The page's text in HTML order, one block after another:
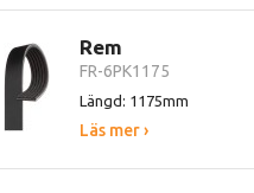
Rem
FR-6PK1175
Längd: 1175mm
Läs mer ›